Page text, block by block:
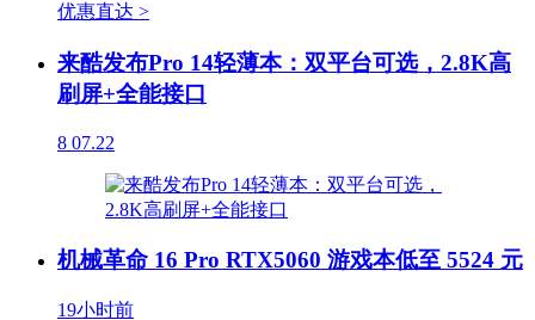
优惠直达 >
来酷发布Pro 14轻薄本：双平台可选，2.8K高
刷屏+全能接口
8 07.22
机械革命 16 Pro RTX5060 游戏本低至 5524 元
19小时前